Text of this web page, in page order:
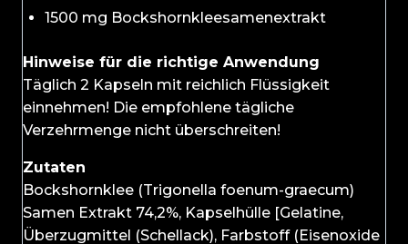
1500 mg Bockshornkleesamenextrakt
Hinweise für die richtige Anwendung
Täglich 2 Kapseln mit reichlich Flüssigkeit
einnehmen! Die empfohlene tägliche
Verzehrmenge nicht überschreiten!
Zutaten
Bockshornklee (Trigonella foenum-graecum)
Samen Extrakt 74,2%, Kapselhülle [Gelatine,
Überzugmittel (Schellack), Farbstoff (Eisenoxide